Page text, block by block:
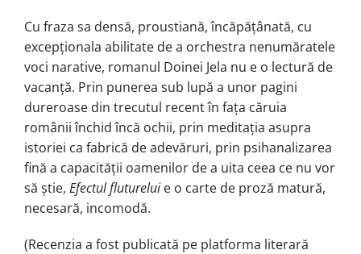
Cu fraza sa densă, proustiană, încăpățânată, cu
excepționala abilitate de a orchestra nenumăratele
voci narative, romanul Doinei Jela nu e o lectură de
vacanță. Prin punerea sub lupă a unor pagini
dureroase din trecutul recent în fața căruia
românii închid încă ochii, prin meditația asupra
istoriei ca fabrică de adevăruri, prin psihanalizarea
fină a capacității oamenilor de a uita ceea ce nu vor
să știe, Efectul flutureluie o carte de proză matură,
necesară, incomodă.
(Recenzia a fost publicată pe platforma literară